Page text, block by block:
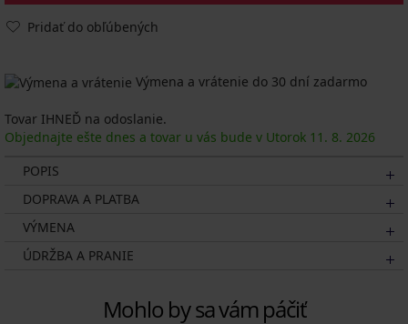
Pridať do obľúbených
Výmena a vrátenie do 30 dní zadarmo
Tovar IHNEĎ na odoslanie.
Objednajte ešte dnes a tovar u vás bude v Utorok 11. 8. 2026
POPIS
DOPRAVA A PLATBA
VÝMENA
ÚDRŽBA A PRANIE
Mohlo by sa vám páčiť